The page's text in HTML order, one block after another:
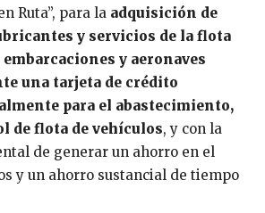
Ruta”, para la adquisición de
y servicios de la flota
y aeronaves
una tarjeta de crédito
para el abastecimiento,
de flota de vehículos, y con la
de generar un ahorro en el
y un ahorro sustancial de tiempo